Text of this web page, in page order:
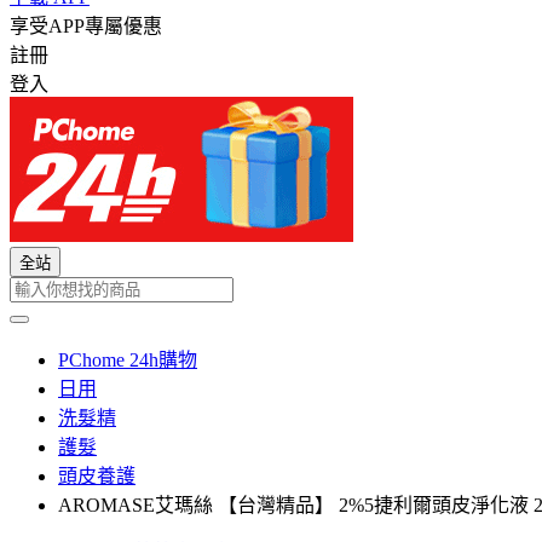
享受APP專屬優惠
註冊
登入
全站
PChome 24h購物
日用
洗髮精
護髮
頭皮養護
AROMASE艾瑪絲 【台灣精品】 2%5捷利爾頭皮淨化液